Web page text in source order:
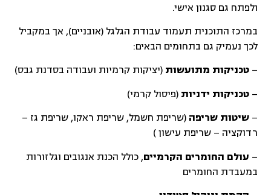
ולפתח גם סגנון אישי.
במרכז התוכנית תעמוד עבודת הגלגל (אובניים), אך במקביל
לכך נעמיק גם בתחומים הבאים:
–טכניקות מתועשות (יציקות קרמיות ועבודה בסדנת גבס)
–טכניקות ידניות (פיסול קרמי)
–שיטות שריפה(שריפת חשמל, שריפת ראקו, שריפת גז –
רדוקציה – שריפת עישון )
– עולם החומרים הקרמיים, כולל הכנת אנגובים וגלזורות
במעבדת החומרים